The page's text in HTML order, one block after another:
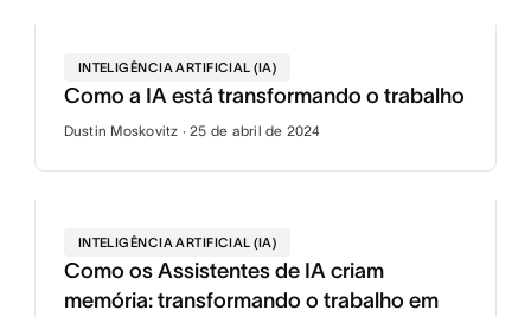
INTELIGÊNCIA ARTIFICIAL (IA)
Como a IA está transformando o trabalho
Dustin Moskovitz · 25 de abril de 2024
INTELIGÊNCIA ARTIFICIAL (IA)
Como os Assistentes de IA criam
memória: transformando o trabalho em